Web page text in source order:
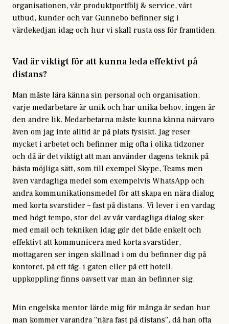
organisationen, vår produktportfölj & service, vårt
utbud, kunder och var Gunnebo befinner sig i
värdekedjan idag och hur vi skall rusta oss för framtiden.
Vad är viktigt för att kunna leda effektivt på
distans?
Man måste lära känna sin personal och organisation,
varje medarbetare är unik och har unika behov, ingen är
den andre lik. Medarbetarna måste kunna känna närvaro
även om jag inte alltid är på plats fysiskt. Jag reser
mycket i arbetet och befinner mig ofta i olika tidzoner
och då är det viktigt att man använder dagens teknik på
bästa möjliga sätt, som till exempel Skype, Teams men
även vardagliga medel som exempelvis WhatsApp och
andra kommunikationsmedel för att skapa en nära dialog
med korta svarstider – fast på distans. Vi lever i en vardag
med högt tempo, stor del av vår vardagliga dialog sker
med email och tekniken idag gör det både enkelt och
effektivt att kommunicera med korta svarstider,
mottagaren ser ingen skillnad i om du befinner dig på
kontoret, på ett tåg, i gaten eller på ett hotell,
uppkoppling finns oavsett var man än befinner sig.
Min engelska mentor lärde mig för många år sedan hur
man kommer varandra ”nära fast på distans”, då han ofta